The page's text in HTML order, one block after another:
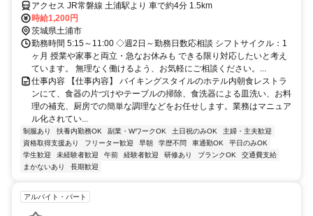
アクセス JR常磐線 土浦駅より 車で約4分 1.5km
時給1,200円
茨城県土浦市
勤務時間 5:15～11:00 ◇週2日～勤務日数応相談 シフトサイクル：1
ヶ月 授業や家事と両立・急なお休みも できる限り対応したいと考え
ています。 無理なく働けるよう、お気軽にご相談ください。...
仕事内容 【仕事内容】 バイキングスタイルのホテル内朝食レストラ
ンにて、食器の片づけやテーブルの掃除、食洗器による皿洗い、お料
理の補充、厨房での簡単な調理などをお任せします。業務はマニュア
ル化されてい...
制服あり 扶養内勤務OK 副業・WワークOK 土日祝のみOK
主婦・主夫歓迎
資格取得支援あり
フリーター歓迎 早朝 学歴不問 車通勤OK
平日のみOK
学生歓迎
未経験者歓迎 午前 経験者歓迎 研修あり ブランクOK
交通費支給
まかないあり
長期歓迎
アルバイト・パート